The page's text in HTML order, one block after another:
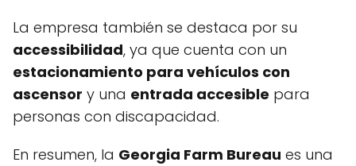
La empresa también se destaca por su
accessibilidad, ya que cuenta con un
estacionamiento para vehículos con
ascensor y una entrada accesible para
personas con discapacidad.
En resumen, la Georgia Farm Bureau es una